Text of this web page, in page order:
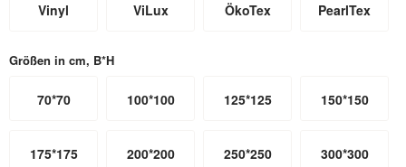
Vinyl ViLux ÖkoTex PearlTex
Größen in cm, B*H
70*70 100*100 125*125 150*150
175*175 200*200 250*250 300*300